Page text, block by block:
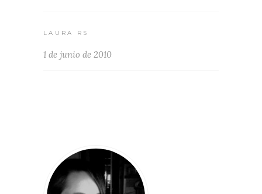
LAURA RS
1 de junio de 2010